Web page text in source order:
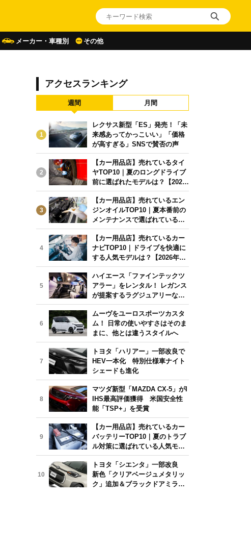
メーカー・車種別 その他
©Creativa Images/stock.adobe.com
アクセスランキング
週間 月間
1
レクサス新型「ES」発売！「未
来感あってかっこいい」「価格
が高すぎる」SNSで賛否の声
2
【カー用品店】売れているタイ
ヤTOP10｜夏のロングドライブ
前に選ばれたモデルは？【2026
年6月版】
3
【カー用品店】売れているエン
ジンオイルTOP10｜夏本番前の
メンテナンスで選ばれている人
気モデルは？【2026年6月版】
4
【カー用品店】売れているカー
ナビTOP10｜ドライブを快適に
する人気モデルは？【2026年6
月版】
5
ハイエース「ファインテックツ
アラー」をレンタル！ レガンス
が提案するラグジュアリーな移
動体験
6
ムーヴをユーロスポーツカスタ
ム！ 日常の使いやすさはそのま
まに、他とは違うスタイルへ
7
トヨタ「ハリアー」一部改良で
HEV一本化 特別仕様車ナイト
シェードも進化
8
マツダ新型「MAZDA CX-5」がI
IHS最高評価獲得 米国安全性
能「TSP+」を受賞
9
【カー用品店】売れているカー
バッテリーTOP10｜夏のトラブ
ル対策に選ばれている人気モデ
ルは？【2026年6月版】
10
トヨタ「シエンタ」一部改良
新色「クリアベージュメタリッ
ク」追加＆ブラックドアミラー